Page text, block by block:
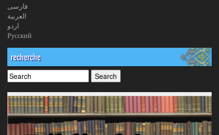
فارسی
العربیة
اردو
Русский
recherche